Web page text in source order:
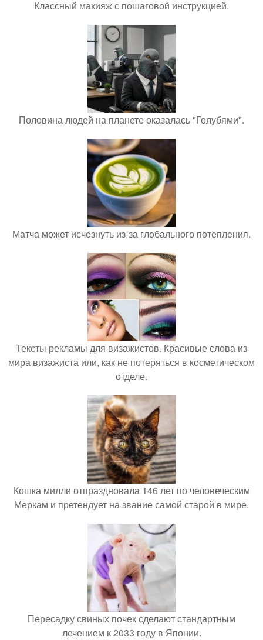
Классный макияж с пошаговой инструкцией.
Половина людей на планете оказалась "Голубями".
Матча может исчезнуть из-за глобального потепления.
Тексты рекламы для визажистов. Красивые слова из
мира визажиста или, как не потеряться в косметическом
отделе.
Кошка милли отпраздновала 146 лет по человеческим
Меркам и претендует на звание самой старой в мире.
Пересадку свиных почек сделают стандартным
лечением к 2033 году в Японии.